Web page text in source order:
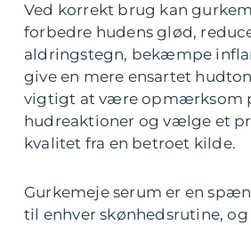
Ved korrekt brug kan
forbedre hudens glød,
aldringstegn, bekæmpe
give en mere ensartet
vigtigt at være opmærksom
hudreaktioner og vælge et
kvalitet fra en betroet kilde.
Gurkemeje serum er en
til enhver skønhedsrutine,